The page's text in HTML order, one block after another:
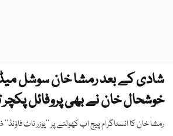
شادی کے بعد رمشا خان سوشل
خوشحال خان نے بھی پروفائل پکچر
رمشا خان کا انسٹاگرام پیج اب کھولنے پر ’’یوزر ناٹ فاؤنڈ‘‘